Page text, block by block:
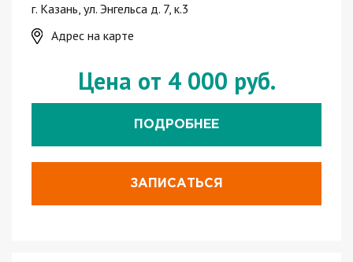
г. Казань, ул. Энгельса д. 7, к.3
Адрес на карте
Цена от 4 000 руб.
ПОДРОБНЕЕ
ЗАПИСАТЬСЯ